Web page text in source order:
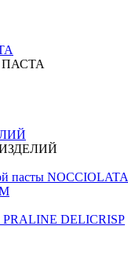
пасты NOCCIOLATA
PRALINE DELICRISP